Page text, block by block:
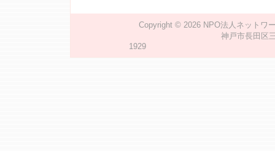
Copyright © 2026 NPO法人ネットワ
神戸市長田区